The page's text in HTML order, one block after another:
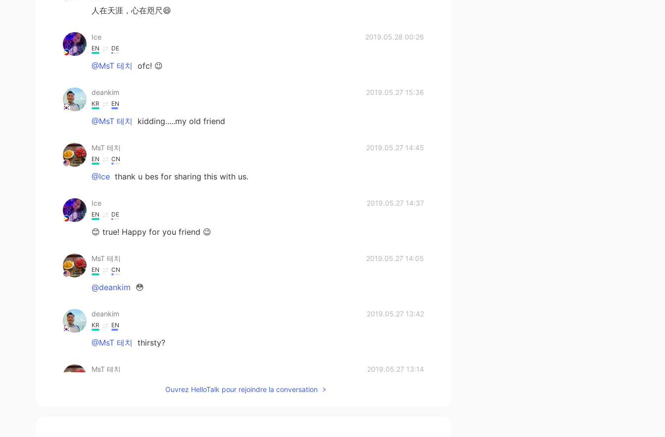
人在天涯，心在咫尺😄
Ice 2019.05.28 00:26
EN DE
@MsT 테치 ofc! 😉
deankim 2019.05.27 15:36
KR EN
@MsT 테치 kidding.....my old friend
MsT 테치 2019.05.27 14:45
EN CN
@Ice thank u bes for sharing this with us.
Ice 2019.05.27 14:37
EN DE
😊 true! Happy for you friend 😉
MsT 테치 2019.05.27 14:05
EN CN
@deankim 😳
deankim 2019.05.27 13:42
KR EN
@MsT 테치 thirsty?
MsT 테치 2019.05.27 13:14
Ouvrez HelloTalk pour rejoindre la conversation